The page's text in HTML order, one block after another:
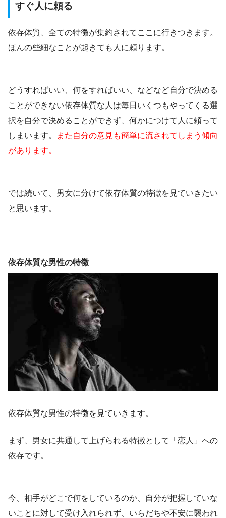
すぐ人に頼る
依存体質、全ての特徴が集約されてここに行きつきます。
ほんの些細なことが起きても人に頼ります。
どうすればいい、何をすればいい、などなど自分で決める
ことができない依存体質な人は毎日いくつもやってくる選
択を自分で決めることができず、何かにつけて人に頼って
しまいます。
また自分の意見も簡単に流されてしまう傾向
があります。
では続いて、男女に分けて依存体質の特徴を見ていきたい
と思います。
依存体質な男性の特徴
依存体質な男性の特徴を見ていきます。
まず、男女に共通して上げられる特徴として「恋人」への
依存です。
今、相手がどこで何をしているのか、自分が把握していな
いことに対して受け入れられず、いらだちや不安に襲われ